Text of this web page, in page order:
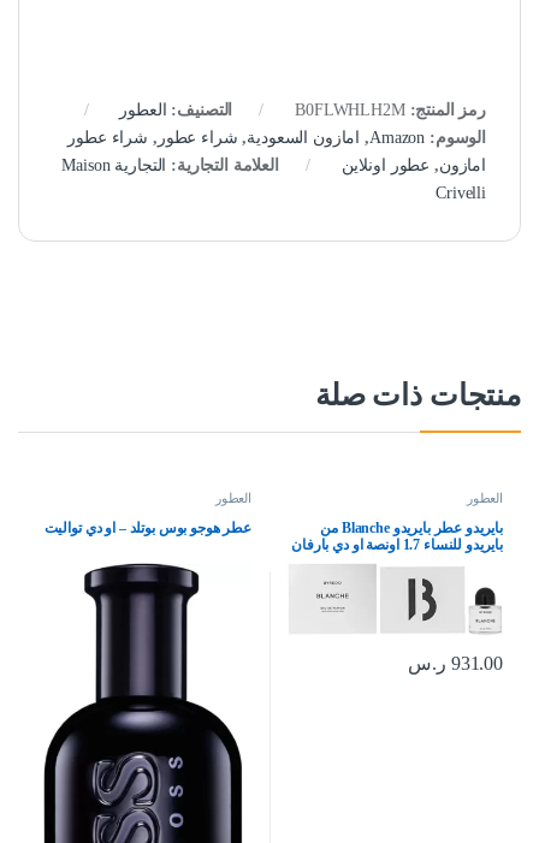
رمز المنتج:B0FLWHLH2M التصنيف: العطور
الوسوم: Amazon
, امازون السعودية, شراء عطور , شراء عطور
امازون, عطور اونلاين العلامة التجارية:
التجارية Maison
Crivelli
منتجات ذات صلة
العطور
بايريدو عطر بايريدو Blanche من
بايريدو للنساء 1.7 اونصة او دي بارفان
931.00 ر.س
العطور
عطر هوجو بوس بوتلد – او دي تواليت